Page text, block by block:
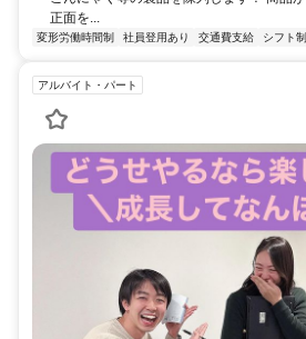
正面を...
変形労働時間制 社員登用あり 交通費支給 シフト制
アルバイト・パート